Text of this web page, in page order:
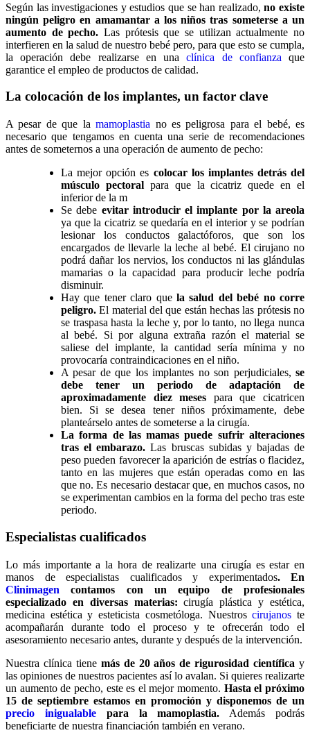
Según las investigaciones y estudios que se han realizado, no existe
ningún peligro en amamantar a los niños tras someterse a un
aumento de pecho. Las prótesis que se utilizan actualmente no
interfieren en la salud de nuestro bebé pero, para que esto se cumpla,
la operación debe realizarse en unaclínica de confianza que
garantice el empleo de productos de calidad.
La colocación de los implantes, un factor clave
A pesar de que lamamoplastia no es peligrosa para el bebé, es
necesario que tengamos en cuenta una serie de recomendaciones
antes de someternos a una operación de aumento de pecho:
La mejor opción es colocar los implantes detrás del
músculo pectoralpara que la cicatriz quede en el
inferior de la m
Se debe evitar introducir el implante por la areola
ya que la cicatriz se quedaría en el interior y se podrían
lesionar los conductos galactóforos, que son los
encargados de llevarle la leche al bebé. El cirujano no
podrá dañar los nervios, los conductos ni las glándulas
mamarias o la capacidad para producir leche podría
disminuir.
Hay que tener claro que la salud del bebé no corre
peligro. El material del que están hechas las prótesis no
se traspasa hasta la leche y, por lo tanto, no llega nunca
al bebé. Si por alguna extraña razón el material se
saliese del implante, la cantidad sería mínima y no
provocaría contraindicaciones en el niño.
A pesar de que los implantes no son perjudiciales, se
debe tener un periodo de adaptación de
aproximadamente diez meses para que cicatricen
bien. Si se desea tener niños próximamente, debe
planteárselo antes de someterse a la cirugía.
La forma de las mamas puede sufrir alteraciones
tras el embarazo. Las bruscas subidas y bajadas de
peso pueden favorecer la aparición de estrías o flacidez,
tanto en las mujeres que están operadas como en las
que no. Es necesario destacar que, en muchos casos, no
se experimentan cambios en la forma del pecho tras este
periodo.
Especialistas cualificados
Lo más importante a la hora de realizarte una cirugía es estar en
manos de especialistas cualificados y experimentados. En
Clinimagen contamos con un equipo de profesionales
especializado en diversas materias: cirugía plástica y estética,
medicina estética y esteticista cosmetóloga. Nuestroscirujanos te
acompañarán durante todo el proceso y te ofrecerán todo el
asesoramiento necesario antes, durante y después de la intervención.
Nuestra clínica tiene más de 20 años de rigurosidad científica y
las opiniones de nuestros pacientes así lo avalan. Si quieres realizarte
un aumento de pecho, este es el mejor momento. Hasta el próximo
15 de septiembre estamos en promoción y disponemos de un
precio inigualablepara la mamoplastia. Además podrás
beneficiarte de nuestra financiación también en verano.